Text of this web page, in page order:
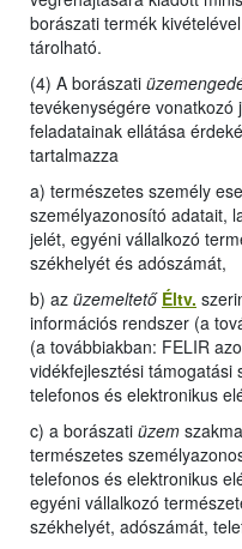
borászati termék
tárolható.
(4) A borászati
tevékenységére vonatkozó
feladatainak ellátása
tartalmazza
a) természetes személy
személyazonosító adatait,
jelét, egyéni vállalkozó
székhelyét és adószámát,
b) az üzemeltető Éltv.
információs rendszer (a
(a továbbiakban: FELIR
vidékfejlesztési támogatási
telefonos és elektronikus
c) a borászati üzem
természetes
telefonos és elektronikus
egyéni vállalkozó
székhelyét, adószámát,